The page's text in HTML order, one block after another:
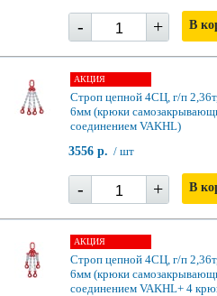
- + В
АКЦИЯ
Строп цепной 4СЦ, г/п
6мм (крюки
соединением VAKHL)
3556 р. / шт
- + В
АКЦИЯ
Строп цепной 4СЦ, г/п
6мм (крюки
соединением VAKHL+ 4